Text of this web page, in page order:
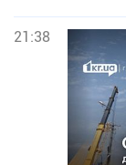
21:38